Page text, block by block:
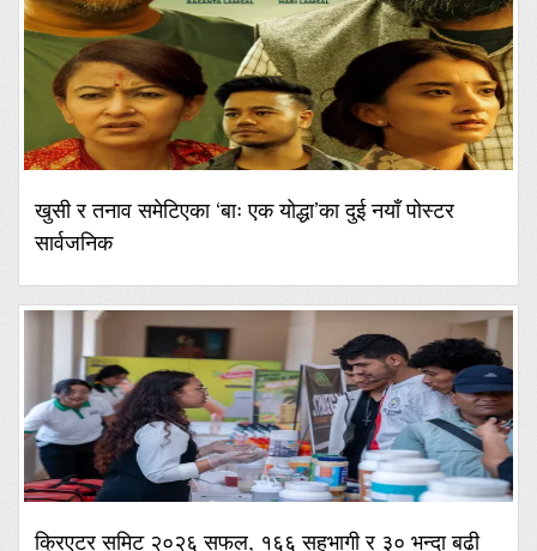
खुसी र तनाव समेटिएका ‘बाः एक योद्धा’का दुई नयाँ पोस्टर
सार्वजनिक
क्रिएटर समिट २०२६ सफल, १६६ सहभागी र ३० भन्दा बढी